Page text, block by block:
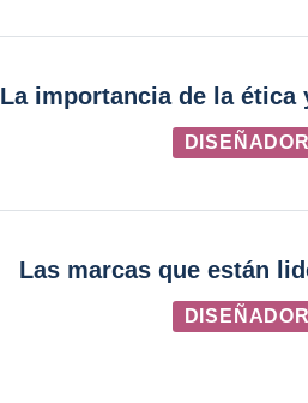
La importancia de la ética
Las marcas que están